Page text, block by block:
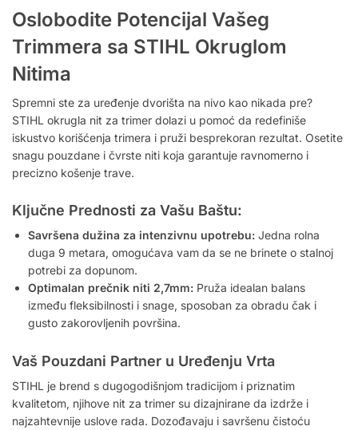
Oslobodite Potencijal Vašeg
Trimmera sa STIHL Okruglom
Nitima
Spremni ste za uređenje dvorišta na nivo kao nikada pre?
STIHL okrugla nit za trimer dolazi u pomoć da redefiniše
iskustvo korišćenja trimera i pruži besprekoran rezultat. Osetite
snagu pouzdane i čvrste niti koja garantuje ravnomerno i
precizno košenje trave.
Ključne Prednosti za Vašu Baštu:
Savršena dužina za intenzivnu upotrebu: Jedna rolna
duga 9 metara, omogućava vam da se ne brinete o stalnoj
potrebi za dopunom.
Optimalan prečnik niti 2,7mm: Pruža idealan balans
između fleksibilnosti i snage, sposoban za obradu čak i
gusto zakorovljenih površina.
Vaš Pouzdani Partner u Uređenju Vrta
STIHL je brend s dugogodišnjom tradicijom i priznatim
kvalitetom, njihove nit za trimer su dizajnirane da izdrže i
najzahtevnije uslove rada. Dozođavaju i savršenu čistoću